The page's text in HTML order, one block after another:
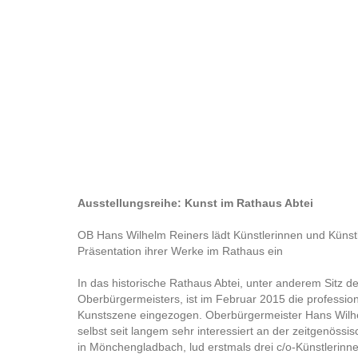
Ausstellungsreihe: Kunst im Rathaus Abtei
OB Hans Wilhelm Reiners lädt Künstlerinnen und
Präsentation ihrer Werke im Rathaus ein
In das historische Rathaus Abtei, unter anderem Sitz
Oberbürgermeisters, ist im Februar 2015 die
Kunstszene eingezogen. Oberbürgermeister Hans
selbst seit langem sehr interessiert an der
in Mönchengladbach, lud erstmals drei c/o-